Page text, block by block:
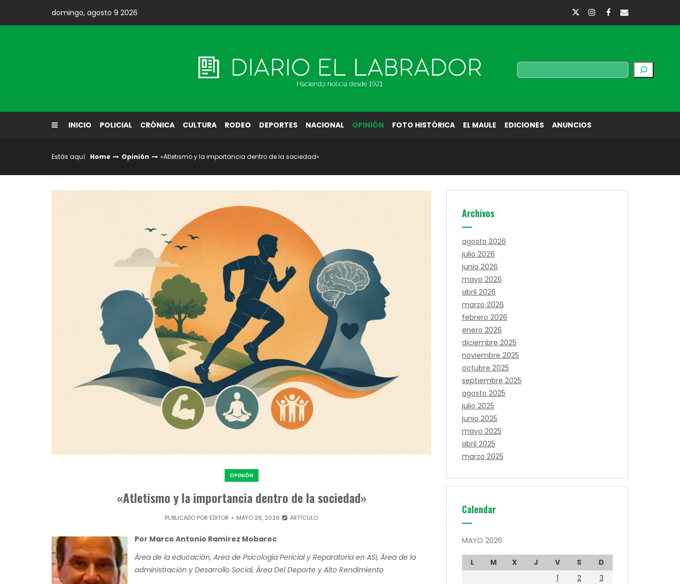
content
domingo, agosto 9 2026
Diario El Labrador Buscar
INICIO POLICIAL CRÓNICA CULTURA RODEO DEPORTES NACIONAL OPINIÓN FOTO HISTÓRICA EL MAULE EDICIONES ANUNCIOS
Estás aquí: Home Opinión «Atletismo y la importancia dentro de la sociedad»
OPINIÓN
«Atletismo y la importancia dentro de la sociedad»
PUBLICADO POR EDITOR MAYO 26, 2026 ARTÍCULO
Por Marco Antonio Ramírez Mobarec
Área de la educación, Area de Psicología Pericial y Reparatoria en ASI, Área de la
administración y Desarrollo Social, Área Del Deporte y Alto Rendimiento
Archivos
agosto 2026
julio 2026
junio 2026
mayo 2026
abril 2026
marzo 2026
febrero 2026
enero 2026
diciembre 2025
noviembre 2025
octubre 2025
septiembre 2025
agosto 2025
julio 2025
junio 2025
mayo 2025
abril 2025
marzo 2025
Calendar
MAYO 2026
L M X J V S
D
1
2
3